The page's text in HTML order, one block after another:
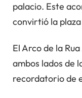
palacio. Este
convirtió la
El Arco de la
ambos lados de
recordatorio de